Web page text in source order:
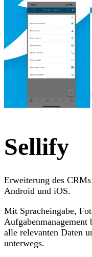
Sellify
Erweiterung des
Android und iOS.
Mit Spracheingabe,
alle relevanten Daten
unterwegs.